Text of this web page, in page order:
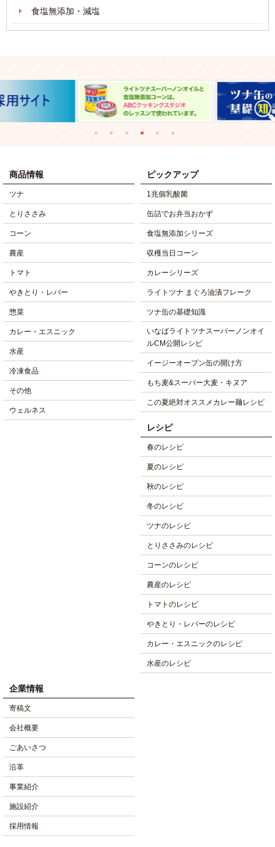
食塩無添加・減塩
商品情報
ツナ
とりささみ
コーン
農産
トマト
やきとり・レバー
惣菜
カレー・エスニック
水産
冷凍食品
その他
ウェルネス
ピックアップ
1兆個乳酸菌
缶詰でお弁当おかず
食塩無添加シリーズ
収穫当日コーン
カレーシリーズ
ライトツナ まぐろ油漬フレーク
ツナ缶の基礎知識
いなばライトツナスーパーノンオイ
ルCM公開レシピ
イージーオープン缶の開け方
もち麦&スーパー大麦・キヌア
この夏絶対オススメカレー麺レシピ
レシピ
春のレシピ
夏のレシピ
秋のレシピ
冬のレシピ
ツナのレシピ
とりささみのレシピ
コーンのレシピ
農産のレシピ
トマトのレシピ
やきとり・レバーのレシピ
カレー・エスニックのレシピ
水産のレシピ
企業情報
寄稿文
会社概要
ごあいさつ
沿革
事業紹介
施設紹介
採用情報